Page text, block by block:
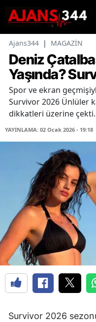
Ajans344 | MAGAZİN
Deniz
Yaşında?
Spor ve ekran
Survivor 2026 Ünlüler
dikkatleri üzerine çekti.
YAYINLAMA: 02 Ocak 2026 - 19:18
Survivor 2026